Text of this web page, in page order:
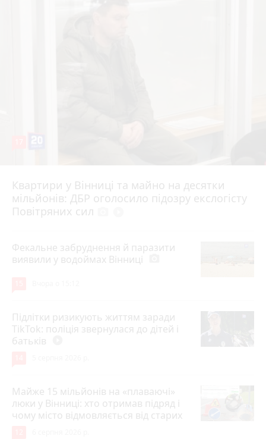
Квартири у Вінниці та майно на десятки
мільйонів: ДБР оголосило підозру екслогісту
Повітряних сил
6 серпня 2026 р.
Фекальне забруднення й паразити
виявили у водоймах Вінниці
Підлітки ризикують життям заради
TikTok: поліція звернулася до дітей і
батьків
Майже 15 мільйонів на «плаваючі»
люки у Вінниці: хто отримав підряд і
чому місто відмовляється від старих